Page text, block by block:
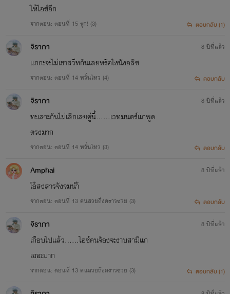
ให้ไอซ์อีก
จากตอน: ตอนที่ 15 รุก! (3) ตอบกลับ (1)
จิราภา
แกกะจะไม่เขาสวีทกันเลยหรือไงนังอลิซ
จากตอน: ตอนที่ 14 หวั่นไหว (4)
8 ปีที่แล้ว
ตอบกลับ
จิราภา
ทะเลาะกันไม่เลิกเลยคู่นี้......เวทมนตร์แกพูด
ตรงมาก
จากตอน: ตอนที่ 14 หวั่นไหว (3)
8 ปีที่แล้ว
ตอบกลับ
Amphai
โอ้สงสารจังจมนำ้
จากตอน: ตอนที่ 13 คนสวยถึงคราวซวย (3)
8 ปีที่แล้ว
ตอบกลับ
จิราภา
เกือบไปแล้ว......ไอซ์คนจัองจะงาบสามีแก
เยอะมาก
จากตอน: ตอนที่ 13 คนสวยถึงคราวซวย (3)
8 ปีที่แล้ว
ตอบกลับ (1)